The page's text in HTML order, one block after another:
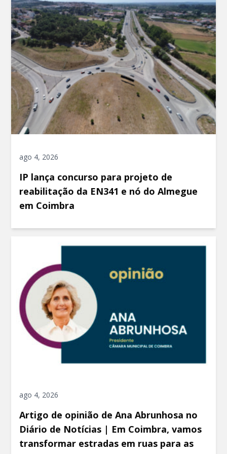
ago 4, 2026
IP lança concurso para projeto de
reabilitação da EN341 e nó do Almegue
em Coimbra
ago 4, 2026
Artigo de opinião de Ana Abrunhosa no
Diário de Notícias | Em Coimbra, vamos
transformar estradas em ruas para as